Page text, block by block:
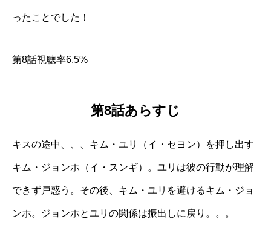
ったことでした！
第8話視聴率6.5%
第8話あらすじ
キスの途中、、、キム・ユリ（イ・セヨン）を押し出す
キム・ジョンホ（イ・スンギ）。ユリは彼の行動が理解
できず戸惑う。その後、キム・ユリを避けるキム・ジョ
ンホ。ジョンホとユリの関係は振出しに戻り。。。